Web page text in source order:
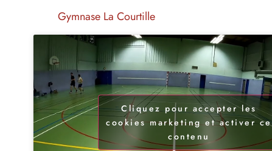
Gymnase La Courtille
Cliquez pour accepter les
cookies marketing et activer ce
contenu